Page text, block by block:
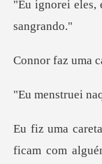
"Eu ignore
faz uma
ruei